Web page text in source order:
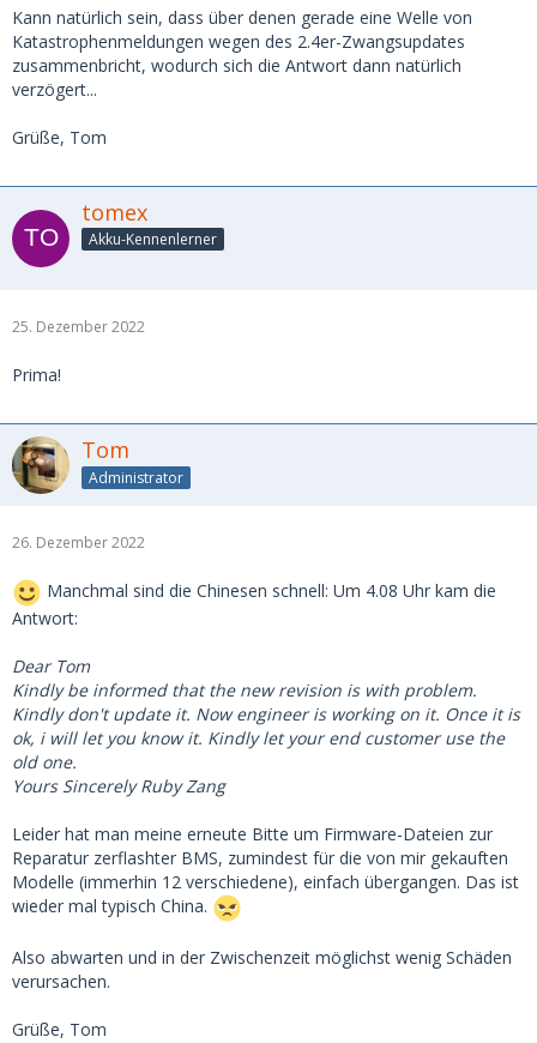
Kann natürlich sein, dass über denen gerade eine Welle von
Katastrophenmeldungen wegen des 2.4er-Zwangsupdates
zusammenbricht, wodurch sich die Antwort dann natürlich
verzögert...
Grüße, Tom
tomex
Akku-Kennenlerner
25. Dezember 2022
Prima!
Tom
Administrator
26. Dezember 2022
Manchmal sind die Chinesen schnell: Um 4.08 Uhr kam die
Antwort:
Dear Tom
Kindly be informed that the new revision is with problem.
Kindly don't update it. Now engineer is working on it. Once it is
ok, i will let you know it. Kindly let your end customer use the
old one.
Yours Sincerely Ruby Zang
Leider hat man meine erneute Bitte um Firmware-Dateien zur
Reparatur zerflashter BMS, zumindest für die von mir gekauften
Modelle (immerhin 12 verschiedene), einfach übergangen. Das ist
wieder mal typisch China.
Also abwarten und in der Zwischenzeit möglichst wenig Schäden
verursachen.
Grüße, Tom